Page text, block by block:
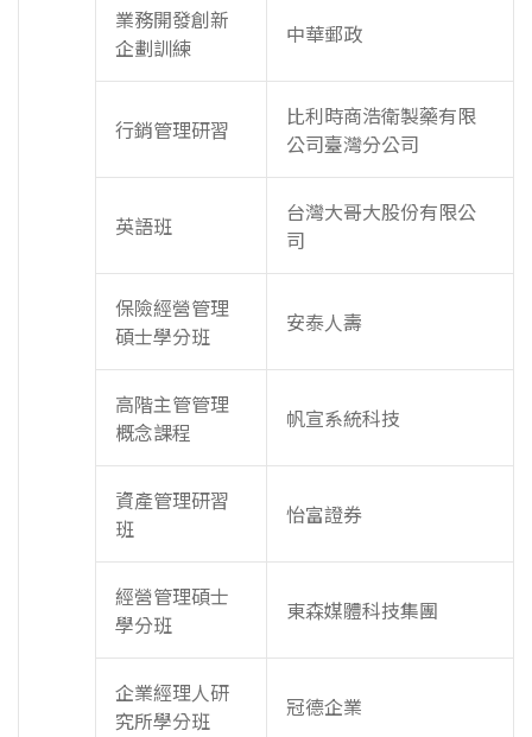
業務開發創新
企劃訓練
中華郵政
行銷管理研習
比利時商浩衛製藥有限
公司臺灣分公司
英語班
台灣大哥大股份有限公
司
保險經營管理
碩士學分班
安泰人壽
高階主管管理
概念課程
帆宣系統科技
資產管理研習
班
怡富證券
經營管理碩士
學分班
東森媒體科技集團
企業經理人研
究所學分班
冠德企業